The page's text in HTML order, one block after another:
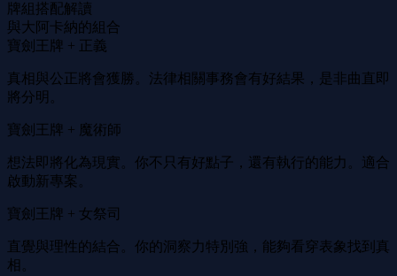
牌組搭配解讀
與大阿卡納的組合
寶劍王牌 + 正義
真相與公正將會獲勝。法律相關事務會有好結果，是非曲直即
將分明。
寶劍王牌 + 魔術師
想法即將化為現實。你不只有好點子，還有執行的能力。適合
啟動新專案。
寶劍王牌 + 女祭司
直覺與理性的結合。你的洞察力特別強，能夠看穿表象找到真
相。